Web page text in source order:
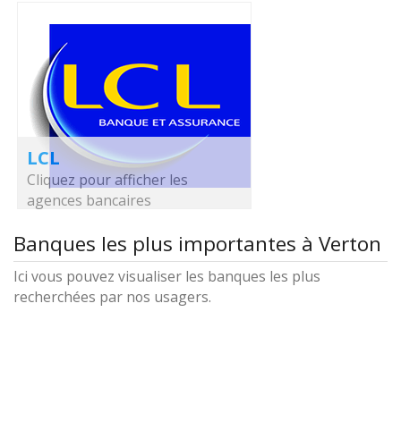
LCL
Cliquez pour afficher les
agences bancaires
Banques les plus importantes à Verton
Ici vous pouvez visualiser les banques les plus
recherchées par nos usagers.